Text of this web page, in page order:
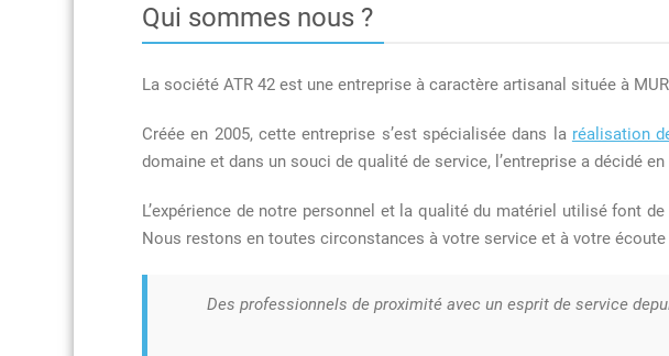
Qui sommes nous ?
La société ATR 42 est une entreprise à caractère artisanal située à
Créée en 2005, cette entreprise s’est spécialisée dans la réalisation
domaine et dans un souci de qualité de service, l’entreprise a décidé
L’expérience de notre personnel et la qualité du matériel utilisé font
Nous restons en toutes circonstances à votre service et à votre
Des professionnels de proximité avec un esprit de service